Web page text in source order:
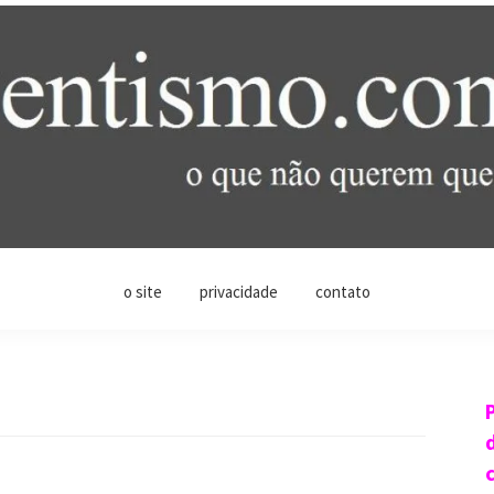
o site privacidade contato